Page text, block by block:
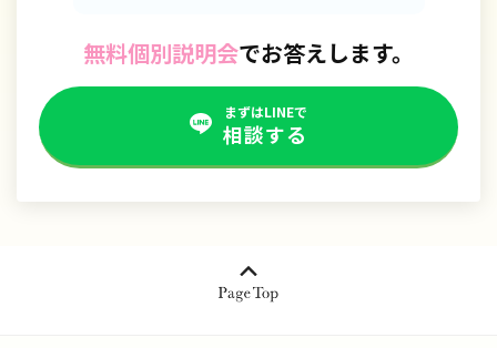
無料個別説明会でお答えします。
まずはLINEで
相談する